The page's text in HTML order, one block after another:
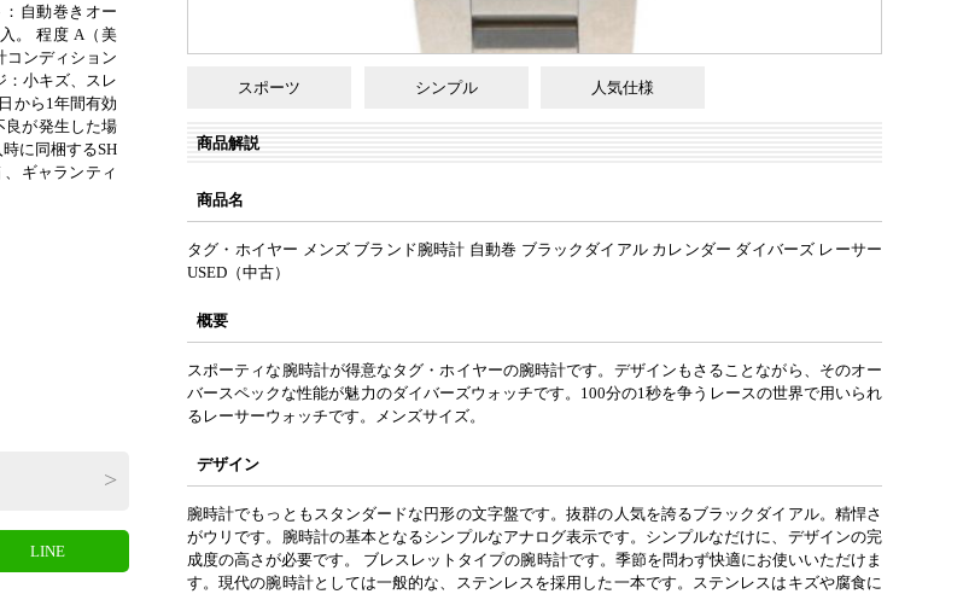
スポーツ シンプル 人気仕様
商品解説
商品名
タグ・ホイヤー メンズ ブランド腕時計 自動巻 ブラックダイアル カレンダー ダイバーズ レーサー
USED（中古）
概要
スポーティな腕時計が得意なタグ・ホイヤーの腕時計です。デザインもさることながら、そのオー
バースペックな性能が魅力のダイバーズウォッチです。100分の1秒を争うレースの世界で用いられ
るレーサーウォッチです。メンズサイズ。
デザイン
腕時計でもっともスタンダードな円形の文字盤です。抜群の人気を誇るブラックダイアル。精悍さ
がウリです。腕時計の基本となるシンプルなアナログ表示です。シンプルなだけに、デザインの完
成度の高さが必要です。 ブレスレットタイプの腕時計です。季節を問わず快適にお使いいただけま
す。現代の腕時計としては一般的な、ステンレスを採用した一本です。ステンレスはキズや腐食に
自動巻きオー
。 程度 A（美
コンディション
：小キズ、スレ
から1年間有効
良が発生した場
に同梱するSH
ギャランティ
LINE